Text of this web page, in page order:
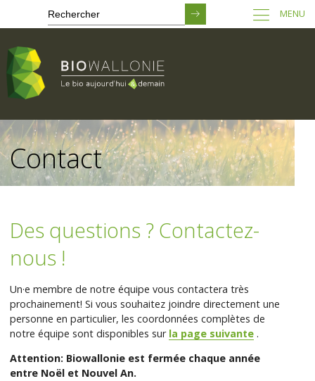
Passer
au
contenu
principal
MENU
Contact
Des questions ? Contactez-
nous !
Un·e membre de notre équipe vous contactera très
prochainement! Si vous souhaitez joindre directement une
personne en particulier, les coordonnées complètes de
notre équipe sont disponibles sur la page suivante .
Attention: Biowallonie est fermée chaque année
entre Noël et Nouvel An.